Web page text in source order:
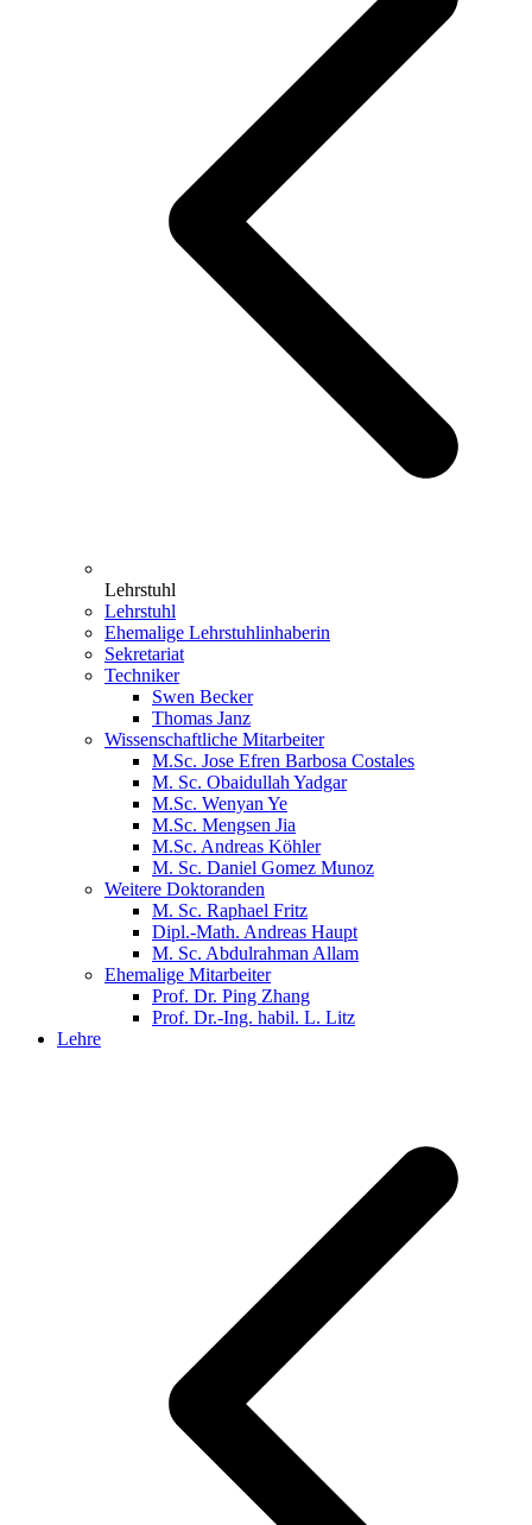
Lehrstuhl
Lehrstuhl
Ehemalige Lehrstuhlinhaberin
Sekretariat
Techniker
Swen Becker
Thomas Janz
Wissenschaftliche Mitarbeiter
M.Sc. Jose Efren Barbosa Costales
M. Sc. Obaidullah Yadgar
M.Sc. Wenyan Ye
M.Sc. Mengsen Jia
M.Sc. Andreas Köhler
M. Sc. Daniel Gomez Munoz
Weitere Doktoranden
M. Sc. Raphael Fritz
Dipl.-Math. Andreas Haupt
M. Sc. Abdulrahman Allam
Ehemalige Mitarbeiter
Prof. Dr. Ping Zhang
Prof. Dr.-Ing. habil. L. Litz
Lehre